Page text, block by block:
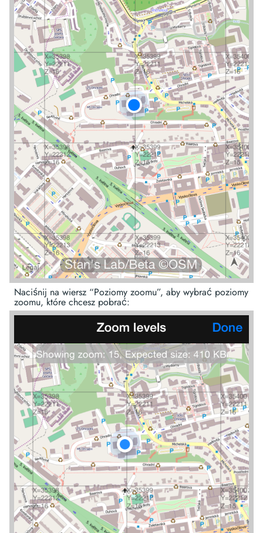
Naciśnij na wiersz “Poziomy zoomu”, aby wybrać poziomy
zoomu, które chcesz pobrać: